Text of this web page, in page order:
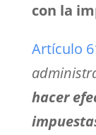
con la
Artículo
hacer